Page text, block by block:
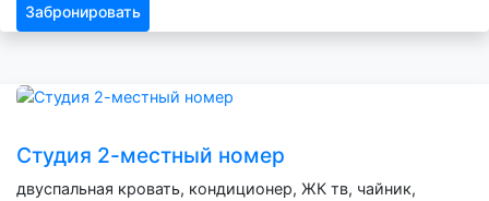
Забронировать
Студия 2-местный номер
двуспальная кровать, кондиционер, ЖК тв, чайник,